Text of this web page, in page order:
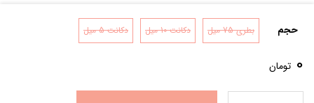
حجم بطری 75 میل دکانت 10 میل دکانت 5 میل
0 تومان